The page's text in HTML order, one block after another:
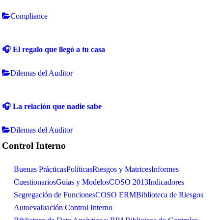
Compliance
🎧 El regalo que llegó a tu casa
Dilemas del Auditor
🎧 La relación que nadie sabe
Dilemas del Auditor
Control Interno
Buenas PrácticasPolíticasRiesgos y MatricesInformes
CuestionariosGuías y ModelosCOSO 2013Indicadores
Segregación de FuncionesCOSO ERMBiblioteca de Riesgos
Autoevaluación Control Interno